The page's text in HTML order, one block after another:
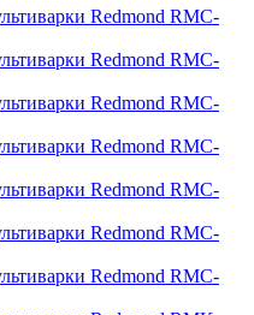
Redmond RMC-
Redmond RMC-
Redmond RMC-
Redmond RMC-
Redmond RMC-
Redmond RMC-
Redmond RMC-